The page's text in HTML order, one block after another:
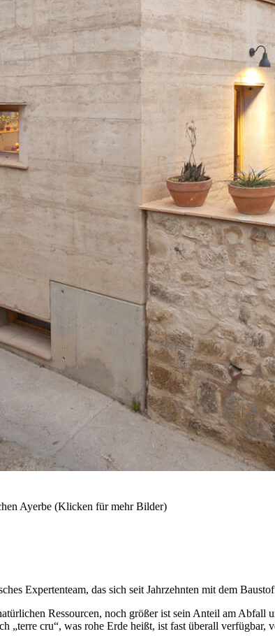
Ayerbe (Klicken für mehr Bilder)
Expertenteam, das sich seit Jahrzehnten mit dem
Ressourcen, noch größer ist sein Anteil am
„terre cru“, was rohe Erde heißt, ist fast überall